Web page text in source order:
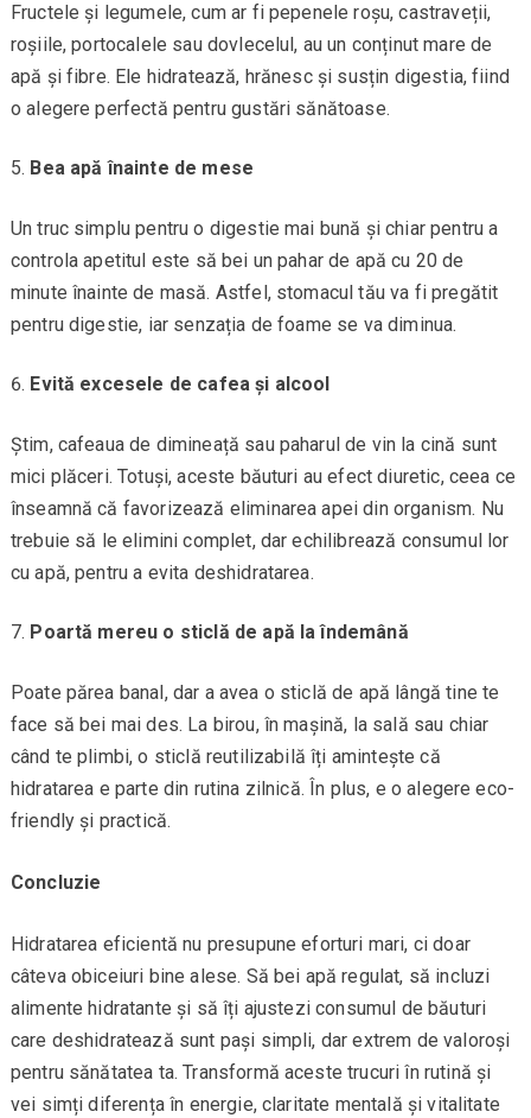
Fructele și legumele, cum ar fi pepenele roșu, castraveții,
roșiile, portocalele sau dovlecelul, au un conținut mare de
apă și fibre. Ele hidratează, hrănesc și susțin digestia, fiind
o alegere perfectă pentru gustări sănătoase.
Bea apă înainte de mese
Un truc simplu pentru o digestie mai bună și chiar pentru a
controla apetitul este să bei un pahar de apă cu 20 de
minute înainte de masă. Astfel, stomacul tău va fi pregătit
pentru digestie, iar senzația de foame se va diminua.
Evită excesele de cafea și alcool
Știm, cafeaua de dimineață sau paharul de vin la cină sunt
mici plăceri. Totuși, aceste băuturi au efect diuretic, ceea ce
înseamnă că favorizează eliminarea apei din organism. Nu
trebuie să le elimini complet, dar echilibrează consumul lor
cu apă, pentru a evita deshidratarea.
Poartă mereu o sticlă de apă la îndemână
Poate părea banal, dar a avea o sticlă de apă lângă tine te
face să bei mai des. La birou, în mașină, la sală sau chiar
când te plimbi, o sticlă reutilizabilă îți amintește că
hidratarea e parte din rutina zilnică. În plus, e o alegere eco-
friendly și practică.
Concluzie
Hidratarea eficientă nu presupune eforturi mari, ci doar
câteva obiceiuri bine alese. Să bei apă regulat, să incluzi
alimente hidratante și să îți ajustezi consumul de băuturi
care deshidratează sunt pași simpli, dar extrem de valoroși
pentru sănătatea ta. Transformă aceste trucuri în rutină și
vei simți diferența în energie, claritate mentală și vitalitate